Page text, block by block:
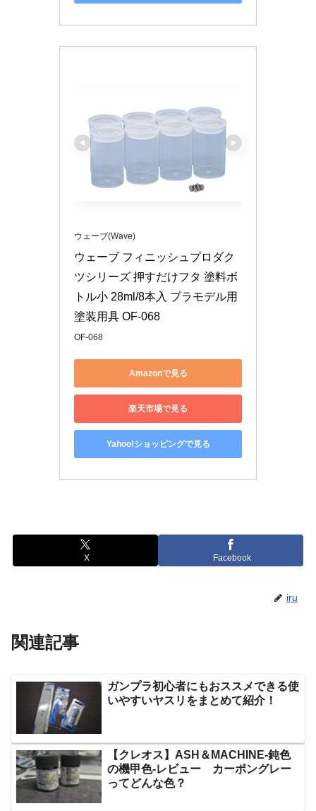
ウェーブ(Wave)
ウェーブ フィニッシュプロダク
ツシリーズ 押すだけフタ 塗料ボ
トル小 28ml/8本入 プラモデル用
塗装用具 OF-068
OF-068
Amazonで見る
楽天市場で見る
Yahoo!ショッピングで見る
X Facebook
iru
関連記事
ガンプラ初心者にもおススメできる使
いやすいヤスリをまとめて紹介！
【クレオス】ASH＆MACHINE-鈍色
の機甲色-レビュー カーボングレー
ってどんな色？